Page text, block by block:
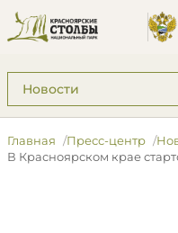
Подразделы: Пресс-
Главная Пресс-центр
В Красноярском крае